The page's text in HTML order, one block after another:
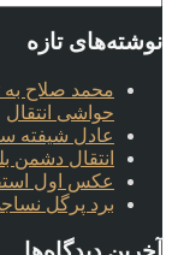
نوشته‌های تازه
محمد صلاح به
حواشی انتقال
عادل شیفته
انتقال دشمن
عکس اول
برد پرگل